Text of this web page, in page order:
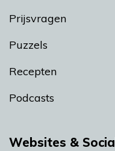
Prijsvragen
Puzzels
Recepten
Podcasts
Websites & Social